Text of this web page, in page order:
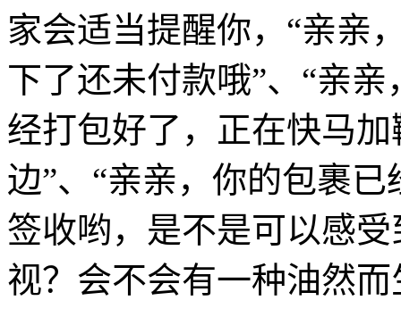
家会适当提醒你，“亲亲
下了还未付款哦”、“亲
经打包好了，正在快马
边”、“亲亲，你的包裹
签收哟，是不是可以感
视？会不会有一种油然